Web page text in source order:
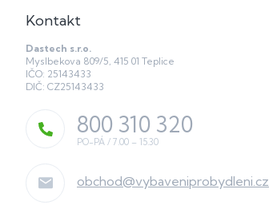
Kontakt
Dastech s.r.o.
Myslbekova 809/5, 415 01 Teplice
IČO: 25143433
DIČ: CZ25143433
obchod@vybaveniprobydleni.cz
800 310 320